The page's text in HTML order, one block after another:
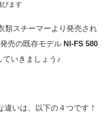
びます
類スチーマーより発売され
売の既存モデル NI-FS 580
いきましょう♪
違いは、以下の４つです！